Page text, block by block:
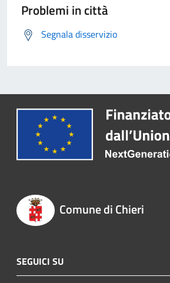
Problemi in città
Segnala disservizio
Comune di Chieri
SEGUICI SU